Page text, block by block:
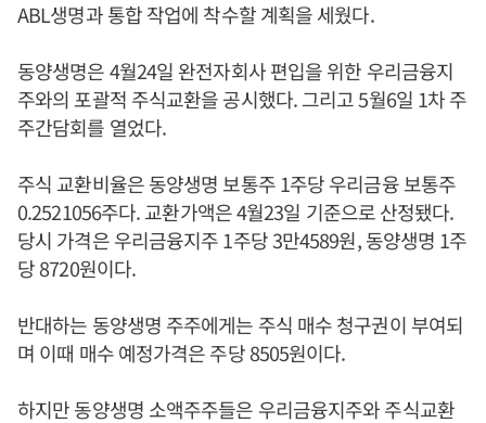
ABL생명과 통합 작업에 착수할 계획을 세웠다.
동양생명은 4월24일 완전자회사 편입을 위한 우리금융지
주와의 포괄적 주식교환을 공시했다. 그리고 5월6일 1차 주
주간담회를 열었다.
주식 교환비율은 동양생명 보통주 1주당 우리금융 보통주
0.2521056주다. 교환가액은 4월23일 기준으로 산정됐다.
당시 가격은 우리금융지주 1주당 3만4589원, 동양생명 1주
당 8720원이다.
반대하는 동양생명 주주에게는 주식 매수 청구권이 부여되
며 이때 매수 예정가격은 주당 8505원이다.
하지만 동양생명 소액주주들은 우리금융지주와 주식교환